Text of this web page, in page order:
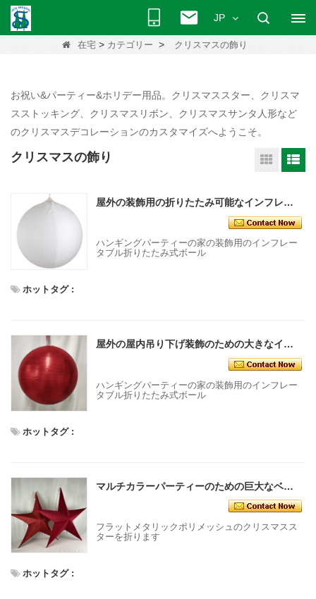
JP
在宅> カテゴリー > クリスマスの飾り
お祝い&パーティー&ホリデー用品。クリスマススター、クリスマ
スストッキング、クリスマスリボン、クリスマスサンタ人形など
のクリスマスデコレーションのカスタマイズへようこそ。
クリスマスの飾り
屋外の装飾用の折りたたみ可能なインフレータブルボールは、大きなクリスマス飾りを備えています
ハンギングパーティーの家の装飾用のインフレー
タブル折りたたみ式ボール
ホットタグ :
屋外の屋内吊り下げ装飾のための大きなインフレータブルクリスマス折りたたみ式ボールは大きな装飾品を備えています
ハンギングパーティーの家の装飾用のインフレー
タブル折りたたみ式ボール
ホットタグ :
マルチカラーパーティーのための巨大なベルベット折りたたみ式星ぶら下がっている装飾大きな輝く星
フラットメタリックポリメッシュのクリスマスス
ターを折ります
ホットタグ :